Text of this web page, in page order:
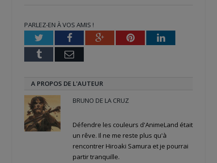
fenêtre) fenêtre) nouvelle
fenêtre)
PARLEZ-EN À VOS AMIS !
TwitterFacebookGoogle+PinterestLinkedIn
Tumblr Email
A PROPOS DE L'AUTEUR
BRUNO DE LA CRUZ
Défendre les couleurs d'AnimeLand était
un rêve. Il ne me reste plus qu'à
rencontrer Hiroaki Samura et je pourrai
partir tranquille.